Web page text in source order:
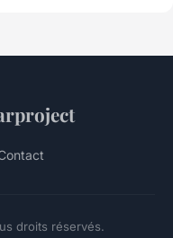
droits réservés.